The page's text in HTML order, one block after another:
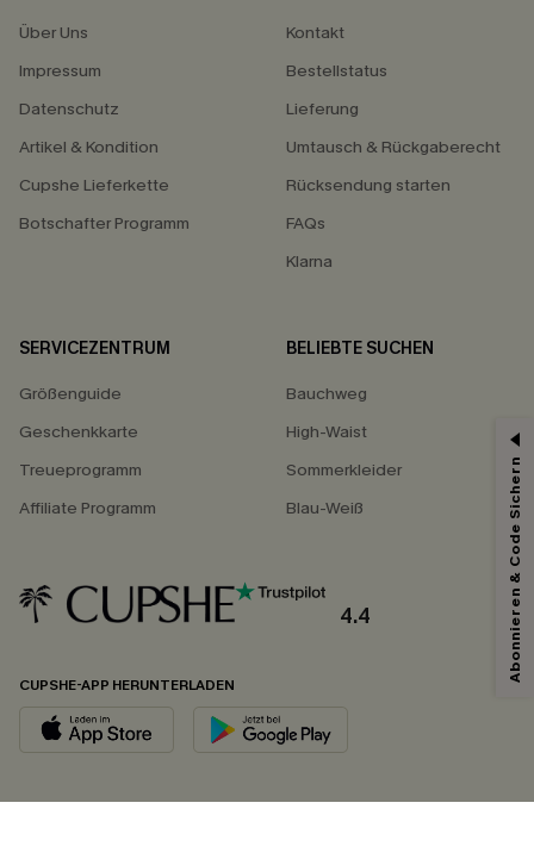
Über Uns
Impressum
Datenschutz
Artikel & Kondition
Cupshe Lieferkette
Botschafter Programm
Kontakt
Bestellstatus
Lieferung
Umtausch & Rückgaberecht
Rücksendung starten
FAQs
Klarna
SERVICEZENTRUM
Größenguide
Geschenkkarte
Treueprogramm
Affiliate Programm
BELIEBTE SUCHEN
Bauchweg
High-Waist
Sommerkleider
Blau-Weiß
4.4
CUPSHE-APP HERUNTERLADEN
Abonnieren & Code Sichern